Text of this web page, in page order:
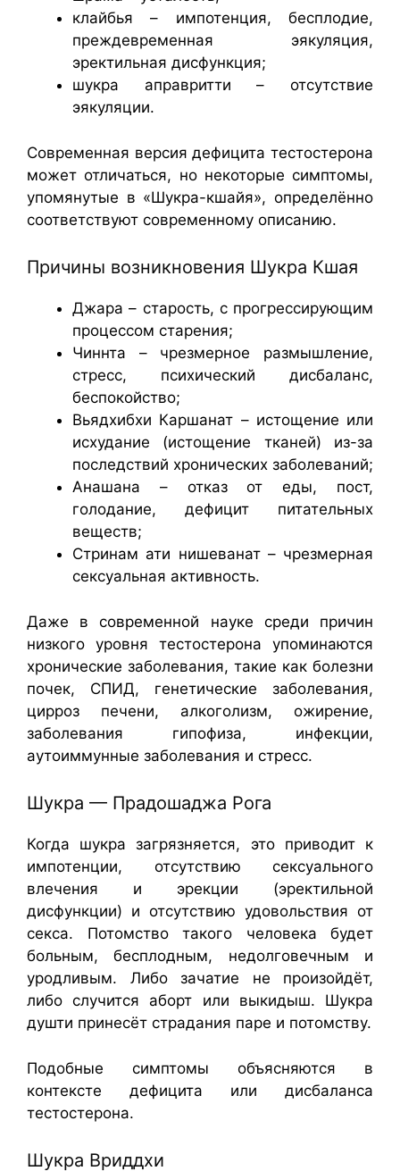
клайбья – импотенция, бесплодие,
преждевременная эякуляция,
эректильная дисфункция;
шукра аправритти – отсутствие
эякуляции.
Современная версия дефицита тестостерона
может отличаться, но некоторые симптомы,
упомянутые в «Шукра-кшайя», определённо
соответствуют современному описанию.
Причины возникновения Шукра Кшая
Джара – старость, с прогрессирующим
процессом старения;
Чиннта – чрезмерное размышление,
стресс, психический дисбаланс,
беспокойство;
Вьядхибхи Каршанат – истощение или
исхудание (истощение тканей) из-за
последствий хронических заболеваний;
Анашана – отказ от еды, пост,
голодание, дефицит питательных
веществ;
Стринам ати нишеванат – чрезмерная
сексуальная активность.
Даже в современной науке среди причин
низкого уровня тестостерона упоминаются
хронические заболевания, такие как болезни
почек, СПИД, генетические заболевания,
цирроз печени, алкоголизм, ожирение,
заболевания гипофиза, инфекции,
аутоиммунные заболевания и стресс.
Шукра — Прадошаджа Рога
Когда шукра загрязняется, это приводит к
импотенции, отсутствию сексуального
влечения и эрекции (эректильной
дисфункции) и отсутствию удовольствия от
секса. Потомство такого человека будет
больным, бесплодным, недолговечным и
уродливым. Либо зачатие не произойдёт,
либо случится аборт или выкидыш. Шукра
душти принесёт страдания паре и потомству.
Подобные симптомы объясняются в
контексте дефицита или дисбаланса
тестостерона.
Шукра Вриддхи